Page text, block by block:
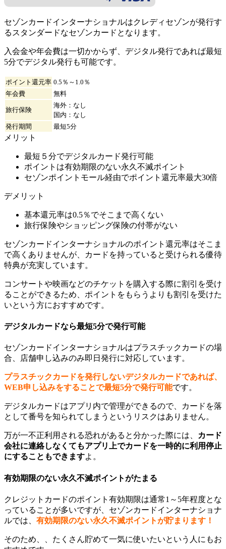
セゾンカードインターナショナルはクレディセゾンが発行す
るスタンダードなセゾンカードとなります。
入会金や年会費は一切かからず、デジタル発行であれば最短
5分でデジタル発行も可能です。
ポイント還元率 0.5％～1.0％
年会費
無料
旅行保険
海外：なし
国内：なし
発行期間
最短5分
メリット
最短５分でデジタルカード発行可能
ポイントは有効期限のない永久不滅ポイント
セゾンポイントモール経由でポイント還元率最大30倍
デメリット
基本還元率は0.5％でそこまで高くない
旅行保険やショッピング保険の付帯がない
セゾンカードインターナショナルのポイント還元率はそこま
で高くありませんが、カードを持っていると受けられる優待
特典が充実しています。
コンサートや映画などのチケットを購入する際に割引を受け
ることができるため、ポイントをもらうよりも割引を受けた
いという方におすすめです。
デジタルカードなら最短5分で発行可能
セゾンカードインターナショナルはプラスチックカードの場
合、店舗申し込みのみ即日発行に対応しています。
プラスチックカードを発行しないデジタルカードであれば、
WEB申し込みをすることで最短5分で発行可能です。
デジタルカードはアプリ内で管理ができるので、カードを落
として番号を知られてしまうというリスクはありません。
万が一不正利用される恐れがあると分かった際には、
カード
会社に連絡しなくてもアプリ上でカードを一時的に利用停止
にすることもできますよ。
有効期限のない永久不滅ポイントがたまる
クレジットカードのポイント有効期限は通常1～5年程度とな
っていることが多いですが、セゾンカードインターナショナ
ルでは、 有効期限のない永久不滅ポイントが貯まります！
そのため、、たくさん貯めて一気に使いたいという人にもお